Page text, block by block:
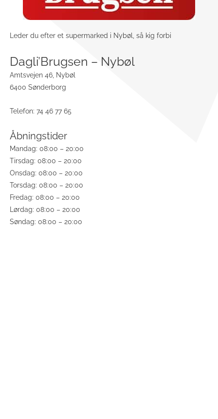
Leder du efter et supermarked i Nybøl, så kig forbi
Dagli’Brugsen – Nybøl
Amtsvejen 46, Nybøl
6400 Sønderborg
Telefon: 74 46 77 65
Åbningstider
Mandag: 08:00 – 20:00
Tirsdag: 08:00 – 20:00
Onsdag: 08:00 – 20:00
Torsdag: 08:00 – 20:00
Fredag: 08:00 – 20:00
Lørdag: 08:00 – 20:00
Søndag: 08:00 – 20:00